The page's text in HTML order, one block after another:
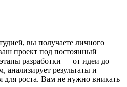
вы получаете личного
проект под постоянный
разработки — от идеи до
анализирует результаты и
для роста. Вам не нужно вникать